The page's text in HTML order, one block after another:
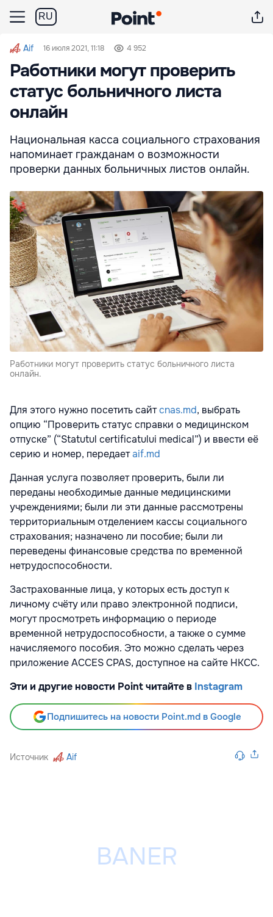
RU
Aif 16 июля 2021, 11:18 4 952
Работники могут проверить
статус больничного листа
онлайн
Национальная касса социального страхования
напоминает гражданам о возможности
проверки данных больничных листов онлайн.
Работники могут проверить статус больничного листа
онлайн.
Для этого нужно посетить сайтcnas.md, выбрать
опцию “Проверить статус справки о медицинском
отпуске” (“Statutul certificatului medical”) и ввести её
серию и номер, передаетaif.md
Данная услуга позволяет проверить, были ли
переданы необходимые данные медицинскими
учреждениями; были ли эти данные рассмотрены
территориальным отделением кассы социального
страхования; назначено ли пособие; были ли
переведены финансовые средства по временной
нетрудоспособности.
Застрахованные лица, у которых есть доступ к
личному счёту или право электронной подписи,
могут просмотреть информацию о периоде
временной нетрудоспособности, а также о сумме
начисляемого пособия. Это можно сделать через
приложение ACCES CPAS, доступное на сайте НКСС.
Эти и другие новости Point читайте в Instagram
Подпишитесь на новости Point.md в Google
Источник Aif